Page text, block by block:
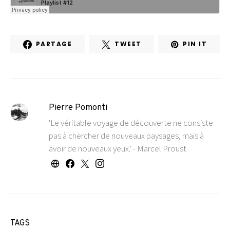
PARTAGE TWEET PIN IT
Pierre Pomonti
'Le véritable voyage de découverte ne consiste
pas à chercher de nouveaux paysages, mais à
avoir de nouveaux yeux.' - Marcel Proust
TAGS